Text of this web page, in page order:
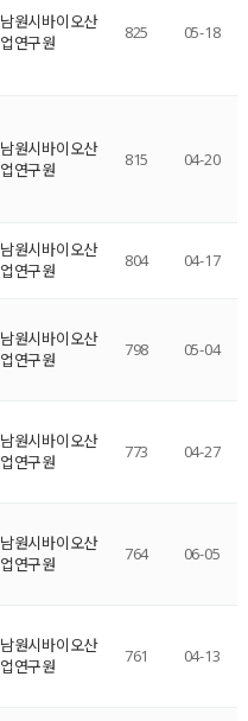
남원시바이오산
업연구원
825 05-18
남원시바이오산
업연구원
815 04-20
남원시바이오산
업연구원
804 04-17
남원시바이오산
업연구원
798 05-04
남원시바이오산
업연구원
773 04-27
남원시바이오산
업연구원
764 06-05
남원시바이오산
업연구원
761 04-13